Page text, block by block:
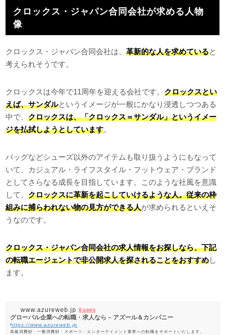
クロックス・ジャパン合同会社が求める人物
像
クロックス・ジャパン合同会社は、革新的な人を求めていると
考えられそうです。
クロックスは今年で11周年を迎える会社です。クロックスとい
えば、サンダルというイメージが一般にかなり浸透しつつある
中で、クロックスは、「クロックス＝サンダル」というイメー
ジを払拭しようとしています。
バッグなどシューズ以外のアイテムも取り扱うようにもなって
いて、カジュアル・ライフスタイル・フットウェア・ブランド
としてさらなる成長を目指しています。このような社風を意識
して、クロックスに革新を起こしていけるような人。従来の枠
組みに捕らわれない物の見方ができる人が求められるといえそ
うなのです。
クロックス・ジャパン合同会社の求人情報をお探しなら、下記
の転職エージェントで非公開求人を探されることをおすすめし
ます。
www.azureweb.jp 8 users
グローバル企業への転職・求人なら – アズール＆カンパニー
https://www.azureweb.jp
高級消費財・一般消費財・スポーツ・エンターテイメント業界への転職をサポートいたします。